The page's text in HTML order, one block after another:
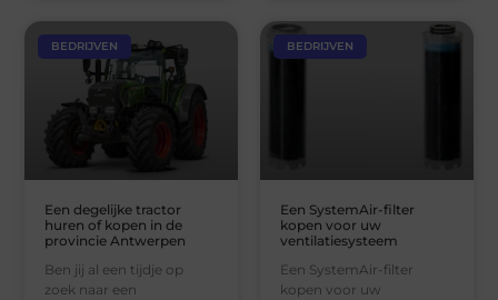
BEDRIJVEN
Een degelijke tractor
huren of kopen in de
provincie Antwerpen
Ben jij al een tijdje op
zoek naar een
BEDRIJVEN
Een SystemAir-filter
kopen voor uw
ventilatiesysteem
Een SystemAir-filter
kopen voor uw